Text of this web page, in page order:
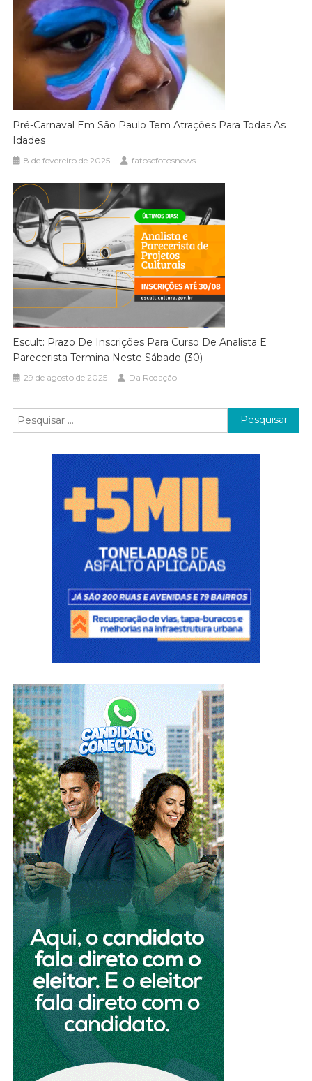
Pré-Carnaval Em São Paulo Tem Atrações Para Todas As
Idades
8 de fevereiro de 2025 fatosefotosnews
Escult: Prazo De Inscrições Para Curso De Analista E
Parecerista Termina Neste Sábado (30)
29 de agosto de 2025 Da Redação
Pesquisar
por: